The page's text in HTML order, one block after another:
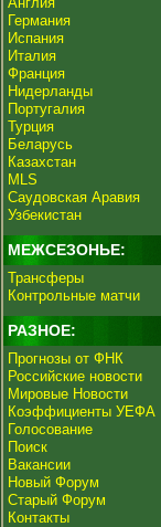
Германия
Испания
Италия
Франция
Нидерланды
Португалия
Турция
Беларусь
Казахстан
MLS
Саудовская Аравия
Узбекистан
МЕЖСЕЗОНЬЕ:
Трансферы
Контрольные матчи
РАЗНОЕ:
Прогнозы от ФНК
Российские новости
Мировые Новости
Коэффициенты УЕФА
Голосование
Поиск
Вакансии
Новый Форум
Старый Форум
Контакты